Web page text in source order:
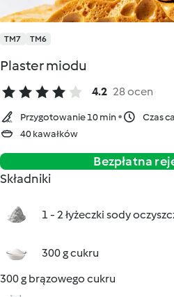
TM7 TM6
Plaster miodu
4.2 28 ocen
Przygotowanie 10 min
Czas
40 kawałków
Bezpłatna
Składniki
1 - 2 łyżeczki sody
300 g cukru
300 g brązowego cukru